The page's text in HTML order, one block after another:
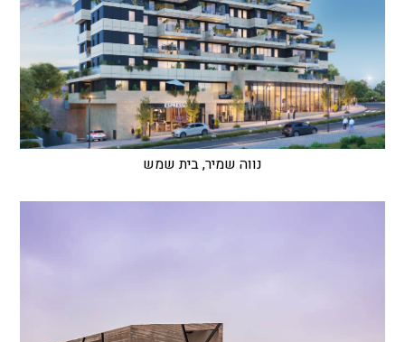
נווה שמיר, בית שמש